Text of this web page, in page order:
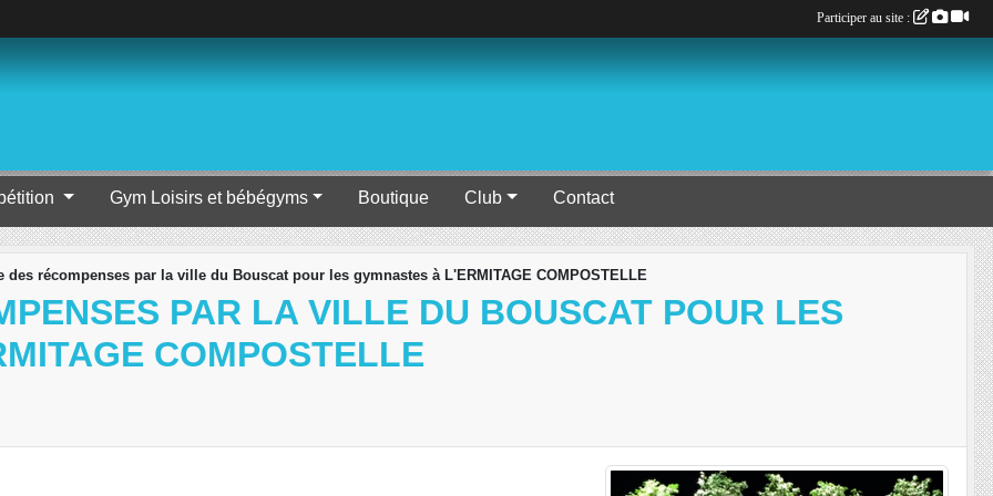
Gym Loisirs et bébégyms Boutique Club Contact
des récompenses par la ville du Bouscat pour les gymnastes à L'ERMITAGE COMPOSTELLE
PAR LA VILLE DU BOUSCAT POUR LES
COMPOSTELLE
Participer au site :